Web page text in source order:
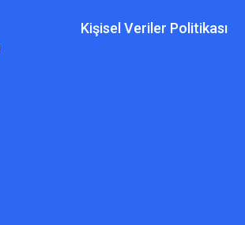
Kişisel Veriler Politikası